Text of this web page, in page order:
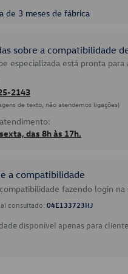
de 3 meses de fábrica
sobre a compatibilidade
especializada está pronta para
2143
de texto, não atendemos ligações)
das 8h às 17h.
a compatibilidade
fazendo login na
consultado: 04E133723HJ
disponível apenas para